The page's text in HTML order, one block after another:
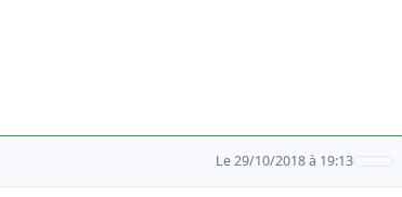
Le 29/10/2018 à 19:13